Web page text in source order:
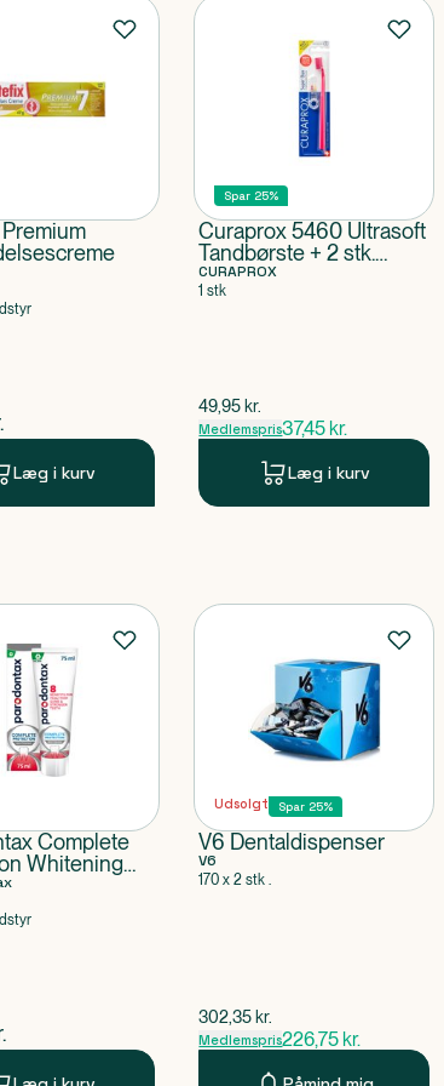
pris
Læg i kurv
Spar 25%
Curaprox 5460 Ultrasoft
Tandbørste + 2 stk.
Mellemrumsbørste
CURAPROX
1 stk
$gammel pris
49,95 kr.
Medlemspris37,45 kr.
Læg i kurv
Complete
Whitening
pris
Udsolgt Spar 25%
V6 Dentaldispenser
V6
170 x 2 stk .
$gammel pris
302,35 kr.
Medlemspris226,75 kr.